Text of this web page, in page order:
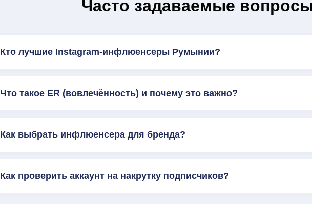
Часто задаваемые
Кто лучшие Instagram-инфлюенсеры Румынии?
Что такое ER (вовлечённость) и почему это важно?
Как выбрать инфлюенсера для бренда?
Как проверить аккаунт на накрутку подписчиков?